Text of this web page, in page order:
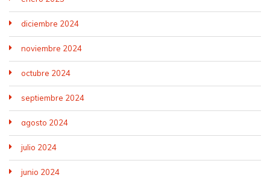
diciembre 2024
noviembre 2024
octubre 2024
septiembre 2024
agosto 2024
julio 2024
junio 2024